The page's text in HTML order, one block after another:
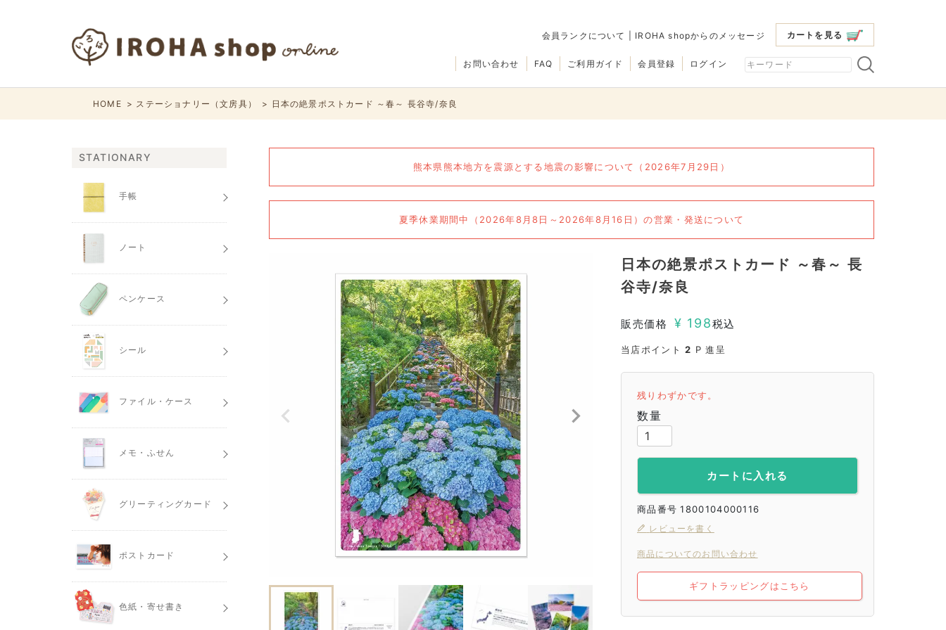
カートを見る
会員ランクについて IROHA shopからのメッセージ
会員登録 ログイン
ご利用ガイド
FAQ
お問い合わせ
HOME ステーショナリー（文房具） 日本の絶景ポストカード ～春～ 長谷寺/奈良
熊本県熊本地方を震源とする地震の影響について（2026年7月29日）
夏季休業期間中（2026年8月8日～2026年8月16日）の営業・発送について
日本の絶景ポストカード ～春～ 長
谷寺/奈良
販売価格 ¥ 198税込
当店ポイント 2 P 進呈
残りわずかです。
カートに入れる
商品番号 1800104000116
レビューを書く
商品についてのお問い合わせ
ギフトラッピングはこちら
STATIONARY
手帳
ノート
ペンケース
シール
ファイル・ケース
メモ・ふせん
グリーティングカード
ポストカード
色紙・寄せ書き